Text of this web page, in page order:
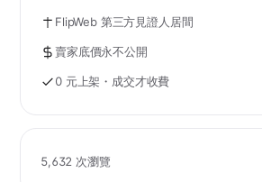
FlipWeb 第三方見證人居間
賣家底價永不公開
0 元上架・成交才收費
5,632 次瀏覽